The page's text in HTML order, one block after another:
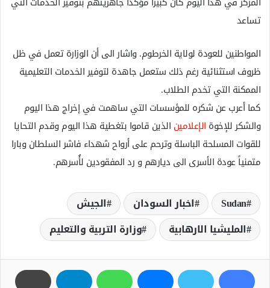
تساعد
المواطنين للعودة لولاية الخرطوم. واشار الى أن الوزارة تعمل في ظل
ظروف استثنائية رغم ذلك ستعمل جاهدة لتوفير الخدمات التعليمية
الممكنة التي تخدم الطلاب.
كما أعرب عن شكره للمؤسسات التي ساهمت في إخراج هذا اليوم
والشكر للإخوة الإعلامين الذين قاموا بتغطية هذا اليوم وقدم التحايا
للقوات المسلحة الباسلة وترحم على أرواح شهداء فاشر السلطان وبارا
متمنياً عودة الأسرى الى ديارهم و رد المفقودين لأُسرهم.
Sudan اخبار السودان
الجيش
المليشيا الارھابية
وزارة التربية والتعليم